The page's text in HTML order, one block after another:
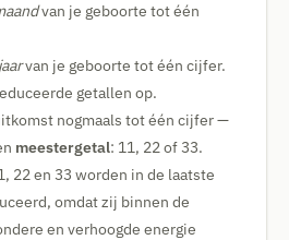
van je geboorte tot één
jaarvan je geboorte tot één cijfer.
getallen op.
nogmaals tot één cijfer —
meestergetal: 11, 22 of 33.
22 en 33 worden in de laatste
omdat zij binnen de
en verhoogde energie